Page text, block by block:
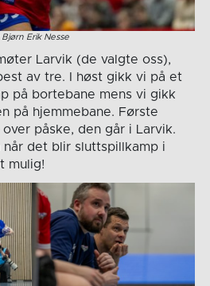
Erik Nesse
Larvik (de valgte oss),
av tre. I høst gikk vi på et
på bortebane mens vi gikk
på hjemmebane. Første
påske, den går i Larvik.
det blir sluttspillkamp i
mulig!